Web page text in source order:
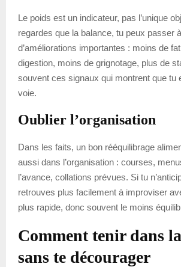
Le poids est un indicateur, pas l’unique
regardes que la balance, tu peux passer
d’améliorations importantes : moins de
digestion, moins de grignotage, plus de
souvent ces signaux qui montrent que tu
voie.
Oublier l’organisation
Dans les faits, un bon rééquilibrage
aussi dans l’organisation : courses,
l’avance, collations prévues. Si tu
retrouves plus facilement à improviser
plus rapide, donc souvent le moins
Comment tenir dans
sans te décourager